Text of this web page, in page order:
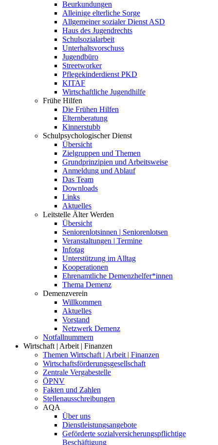
Beurkundungen
Alleinige elterliche Sorge
Allgemeiner sozialer Dienst ASD
Haus des Jugendrechts
Schulsozialarbeit
Unterhaltsvorschuss
Jugendbüro
Streetworker
Pflegekinderdienst PKD
KITAF
Wirtschaftliche Jugendhilfe
Frühe Hilfen
Die Frühen Hilfen
Elternberatung
Kinnerstubb
Schulpsychologischer Dienst
Übersicht
Zielgruppen und Themen
Grundprinzipien und Arbeitsweise
Anmeldung und Ablauf
Das Team
Downloads
Links
Aktuelles
Leitstelle Älter Werden
Übersicht
Seniorenlotsinnen | Seniorenlotsen
Veranstaltungen | Termine
Infotag
Unterstützung im Alltag
Kooperationen
Ehrenamtliche Demenzhelfer*innen
Thema Demenz
Demenzverein
Willkommen
Aktuelles
Vorstand
Netzwerk Demenz
Notfallnummern
Wirtschaft | Arbeit | Finanzen
Themen Wirtschaft | Arbeit | Finanzen
Wirtschaftsförderungsgesellschaft
Zentrale Vergabestelle
ÖPNV
Fakten und Zahlen
Stellenausschreibungen
AQA
Über uns
Dienstleistungsangebote
Geförderte sozialversicherungspflichtige
Beschäftigung